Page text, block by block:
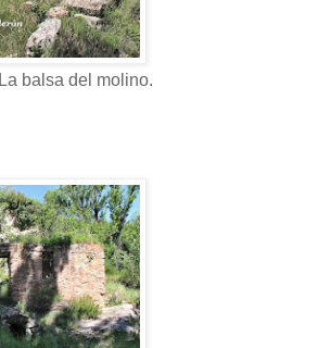
La balsa del molino.